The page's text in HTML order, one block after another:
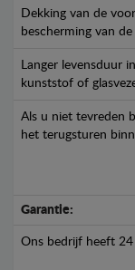
Dekking van de
bescherming van
Langer levensduur
kunststof of
Als u niet tevreden
het terugsturen
Garantie:
Ons bedrijf heeft